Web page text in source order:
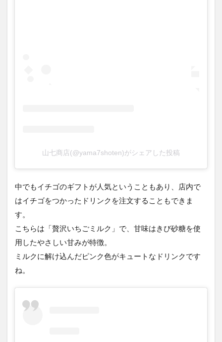
山七商店(@yama7shoten)がシェアした投稿
中でもイチゴのギフトが人気ということもあり、店内で
はイチゴをつかったドリンクを注文することもできま
す。
こちらは「贅沢いちごミルク」で、甘味はきび砂糖を使
用したやさしい甘みが特徴。
ミルクに解け込んだピンク色がキュートなドリンクです
ね。